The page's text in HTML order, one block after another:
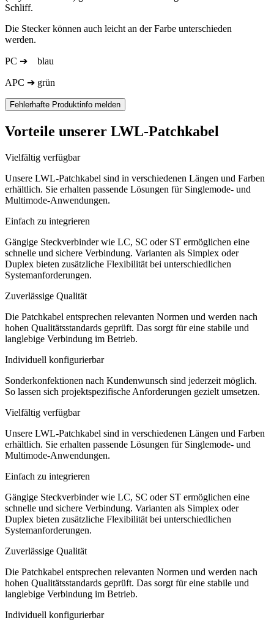
Schliff.
Die Stecker können auch leicht an der Farbe unterschieden
werden.
PC ➔ blau
APC ➔ grün
Fehlerhafte Produktinfo melden
Vorteile unserer LWL-Patchkabel
Vielfältig verfügbar
Unsere LWL-Patchkabel sind in verschiedenen Längen und Farben
erhältlich. Sie erhalten passende Lösungen für Singlemode- und
Multimode-Anwendungen.
Einfach zu integrieren
Gängige Steckverbinder wie LC, SC oder ST ermöglichen eine
schnelle und sichere Verbindung. Varianten als Simplex oder
Duplex bieten zusätzliche Flexibilität bei unterschiedlichen
Systemanforderungen.
Zuverlässige Qualität
Die Patchkabel entsprechen relevanten Normen und werden nach
hohen Qualitätsstandards geprüft. Das sorgt für eine stabile und
langlebige Verbindung im Betrieb.
Individuell konfigurierbar
Sonderkonfektionen nach Kundenwunsch sind jederzeit möglich.
So lassen sich projektspezifische Anforderungen gezielt umsetzen.
Vielfältig verfügbar
Unsere LWL-Patchkabel sind in verschiedenen Längen und Farben
erhältlich. Sie erhalten passende Lösungen für Singlemode- und
Multimode-Anwendungen.
Einfach zu integrieren
Gängige Steckverbinder wie LC, SC oder ST ermöglichen eine
schnelle und sichere Verbindung. Varianten als Simplex oder
Duplex bieten zusätzliche Flexibilität bei unterschiedlichen
Systemanforderungen.
Zuverlässige Qualität
Die Patchkabel entsprechen relevanten Normen und werden nach
hohen Qualitätsstandards geprüft. Das sorgt für eine stabile und
langlebige Verbindung im Betrieb.
Individuell konfigurierbar